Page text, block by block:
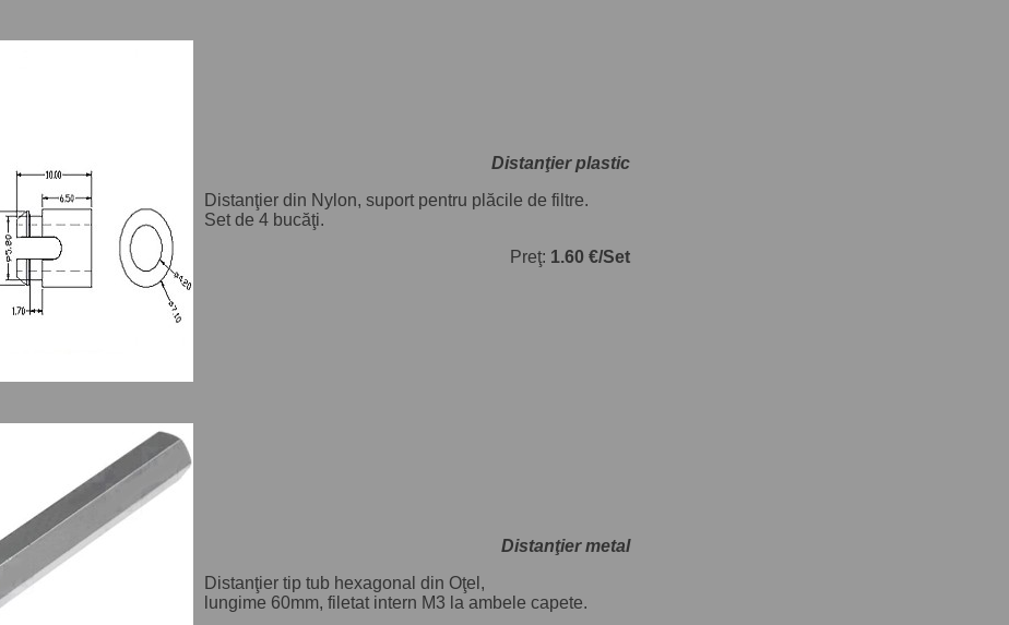
Distanţier plastic
Distanţier din Nylon, suport pentru plăcile de filtre.
Set de 4 bucăţi.
Preţ: 1.60 €/Set
Distanţier metal
Distanţier tip tub hexagonal din Oţel,
lungime 60mm, filetat intern M3 la ambele capete.